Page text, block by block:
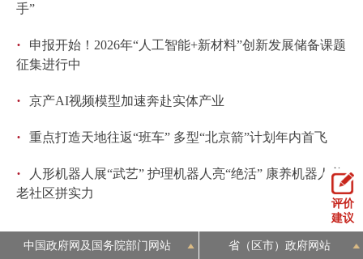
手”
·
申报开始！2026年“人工智能+新材料”创新发展储备课题
征集进行中
· 京产AI视频模型加速奔赴实体产业
· 重点打造天地往返“班车” 多型“北京箭”计划年内首飞
·
人形机器人展“武艺” 护理机器人亮“绝活” 康养机器人养
老社区拼实力
评价
建议
中国政府网及国务院部门网站 省（区市）政府网站